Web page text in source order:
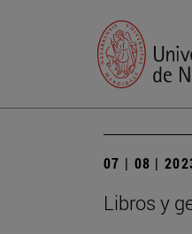
07 | 08 |
Libros y